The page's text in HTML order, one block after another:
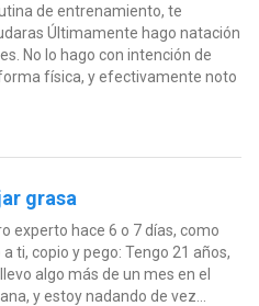
de entrenamiento, te
Últimamente hago natación
No lo hago con intención de
física, y efectivamente noto
grasa
experto hace 6 o 7 días, como
ti, copio y pego: Tengo 21 años,
algo más de un mes en el
y estoy nadando de vez...